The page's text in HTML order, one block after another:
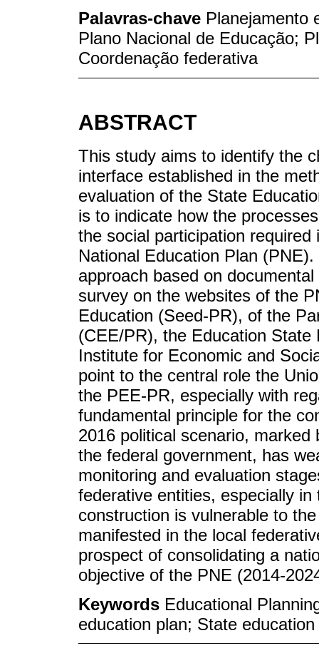
Palavras-chave Planejamento
Plano Nacional de Educação;
Coordenação federativa
ABSTRACT
This study aims to identify the
interface established in the
evaluation of the State
is to indicate how the
the social participation
National Education Plan
approach based on
survey on the websites of the
Education (Seed-PR), of the
(CEE/PR), the Education
Institute for Economic and
point to the central role the
the PEE-PR, especially with
fundamental principle for the
2016 political scenario,
the federal government, has
monitoring and evaluation
federative entities, especially
construction is vulnerable to
manifested in the local
prospect of consolidating a
objective of the PNE (2014-
Keywords Educational
education plan; State